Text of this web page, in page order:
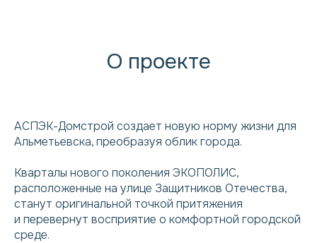
О проекте
АСПЭК-Домстрой создает новую норму жизни для
Альметьевска, преобразуя облик города.
Кварталы нового поколения ЭКОПОЛИС,
расположенные на улице Защитников Отечества,
станут оригинальной точкой притяжения
и перевернут восприятие о комфортной городской
среде.